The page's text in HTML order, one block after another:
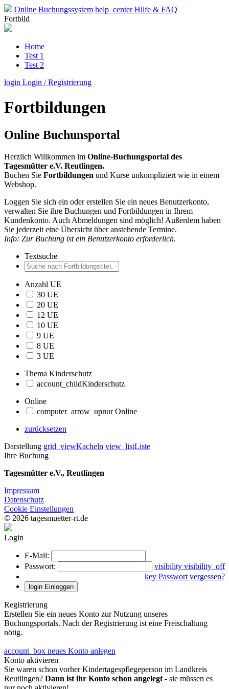
Online Buchungssystem help_centerHilfe & FAQ
Fortbild
Home
Test 1
Test 2
login Login / Registrierung
Fortbildungen
Online Buchunsportal
Herzlich Willkommen im Online-Buchungsportal des
Tagesmütter e.V. Reutlingen.
Buchen Sie Fortbildungen und Kurse unkompliziert wie in einem
Webshop.
Loggen Sie sich ein oder erstellen Sie ein neues Benutzerkonto,
verwalten Sie ihre Buchungen und Fortbildungen in Ihrem
Kundenkonto. Auch Abmeldungen sind möglich! Außerdem haben
Sie jederzeit eine Übersicht über anstehende Termine.
Info: Zur Buchung ist ein Benutzerkonto erforderlich.
Textsuche
Anzahl UE
30 UE
20 UE
12 UE
10 UE
9 UE
8 UE
3 UE
Thema Kinderschutz
account_childKinderschutz
Online
computer_arrow_upnur Online
zurücksetzen
Darstellung grid_viewKacheln view_listListe
Ihre Buchung
Tagesmütter e.V., Reutlingen
Impressum
Datenschutz
Cookie Einstellungen
© 2026 tagesmuetter-rt.de
Login
E-Mail:
Passwort:
visibility visibility_off
key Passwort vergessen?
login Einloggen
Registrierung
Erstellen Sie ein neues Konto zur Nutzung unseres
Buchungsportals. Nach der Registrierung ist eine Freischaltung
nötig.
account_box neues Konto anlegen
Konto aktivieren
Sie waren schon vorher Kindertagespflegeperson im Landkreis
Reutlingen? Dann ist ihr Konto schon angelegt - sie müssen es